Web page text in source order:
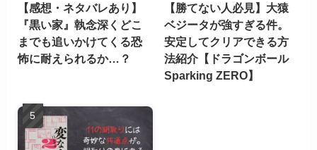
【感想・ネタバレあり】
『黒い家』執念深くどこ
までも追いかけてくる恐
怖に耐えられるか…？
【勝てない人必見】大猿
ベジータが強すぎる件。
安定してクリアできる方
法紹介【ドラゴンボール
Sparking ZERO】